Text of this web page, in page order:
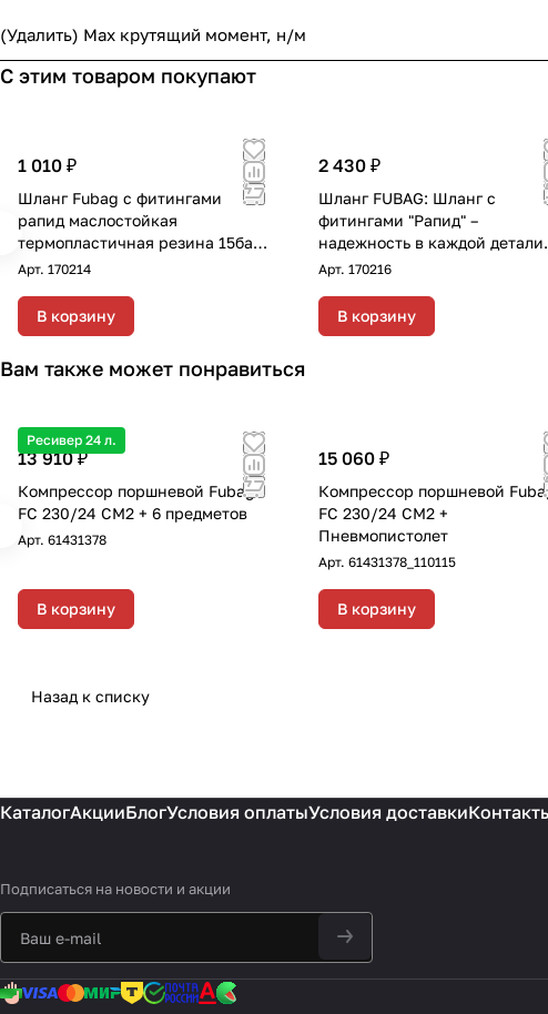
(Удалить) Max крутящий момент, н/м
С этим товаром покупают
1 010 ₽
Шланг Fubag с фитингами
рапид маслостойкая
термопластичная резина 15бар
8x13мм 5м
Арт. 170214
В корзину
2 430 ₽
Шланг FUBAG: Шланг с
фитингами "Рапид" –
надежность в каждой детали.
Описание: Маслостойкий
"Рапид" длиной 10 метров, с
внутренним диаметром 8 мм
Арт.170216
В корзину
Вам также может понравиться
Ресивер 24 л.
13 910 ₽
Компрессор поршневой Fubag
FC 230/24 CM2 + 6 предметов
Арт. 61431378
В корзину
15 060 ₽
Компрессор поршневой
FC 230/24 CM2 +
Пневмопистолет
Арт.61431378_110115
В корзину
Назад к списку
КаталогАкцииБлогУсловия оплатыУсловия доставки
Подписаться на новости и акции